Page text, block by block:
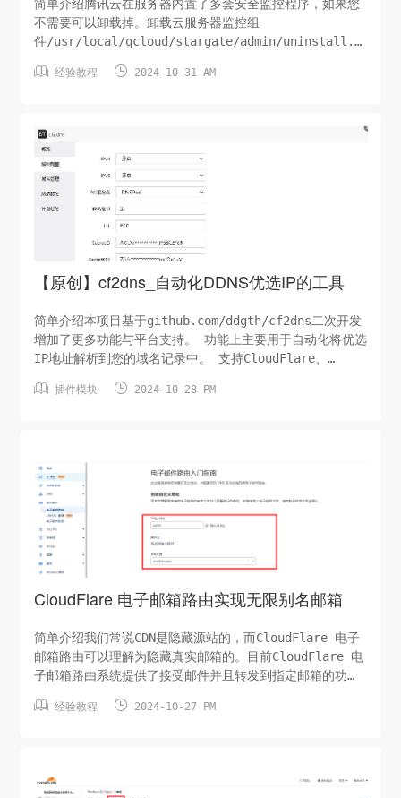
简单介绍腾讯云在服务器内置了多套安全监控程序，如果您
不需要可以卸载掉。卸载云服务器监控组
件/usr/local/qcloud/stargate/admin/uninstall.sh
卸载云镜/usr/local/qcloud/YunJing/uninst.sh卸载
/etc/systemd/system/tat_agent.service【谨慎可
选】卸载其他服...
 经验教程  2024-10-31 AM
【原创】cf2dns_自动化DDNS优选IP的工具
简单介绍本项目基于github.com/ddgth/cf2dns二次开发
增加了更多功能与平台支持。 功能上主要用于自动化将优选
IP地址解析到您的域名记录中。 支持CloudFlare、
python3、GitHub-Actions三种方式部署。演示图片接口
更新频...
 插件模块  2024-10-28 PM
CloudFlare 电子邮箱路由实现无限别名邮箱
简单介绍我们常说CDN是隐藏源站的，而CloudFlare 电子
邮箱路由可以理解为隐藏真实邮箱的。目前CloudFlare 电
子邮箱路由系统提供了接受邮件并且转发到指定邮箱的功
过也可以理解，毕竟发信是骚扰邮件的来源。准备工作前
注：本文将会使用bks.us.kg作为NS方式接入的域名。创建
 经验教程  2024-10-27 PM